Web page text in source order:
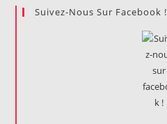
Vive
La
Suivez-Nous Sur Facebook !